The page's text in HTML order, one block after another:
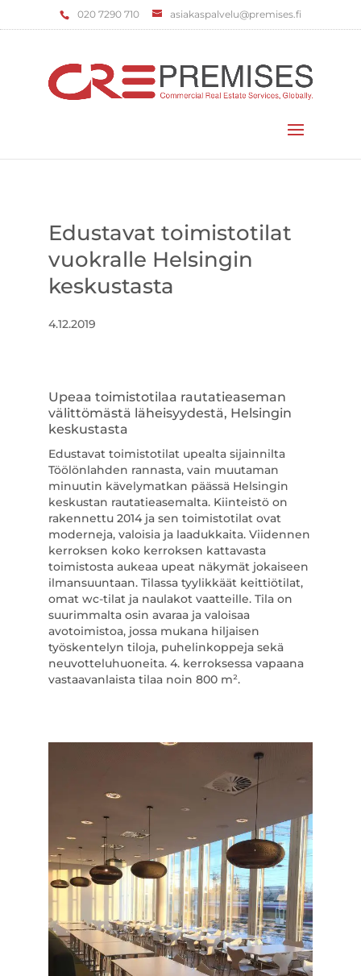
‌020 7290 710 asiakaspalvelu@premises.fi
Edustavat toimistotilat
vuokralle Helsingin
keskustasta
4.12.2019
Upeaa toimistotilaa rautatieaseman
välittömästä läheisyydestä, Helsingin
keskustasta
Edustavat toimistotilat upealta sijainnilta
Töölönlahden rannasta, vain muutaman
minuutin kävelymatkan päässä Helsingin
keskustan rautatieasemalta. Kiinteistö on
rakennettu 2014 ja sen toimistotilat ovat
moderneja, valoisia ja laadukkaita. Viidennen
kerroksen koko kerroksen kattavasta
toimistosta aukeaa upeat näkymät jokaiseen
ilmansuuntaan. Tilassa tyylikkäät keittiötilat,
omat wc-tilat ja naulakot vaatteille. Tila on
suurimmalta osin avaraa ja valoisaa
avotoimistoa, jossa mukana hiljaisen
työskentelyn tiloja, puhelinkoppeja sekä
neuvotteluhuoneita. 4. kerroksessa vapaana
vastaavanlaista tilaa noin 800 m².